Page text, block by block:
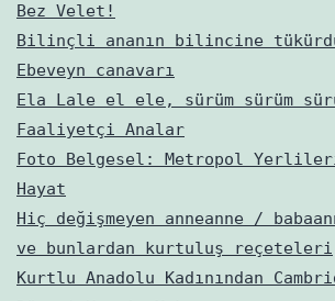
Bez Velet!
Bilinçli ananın bilincine
Ebeveyn canavarı
Ela Lale el ele, sürüm sürüm
Faaliyetçi Analar
Foto Belgesel: Metropol
Hayat
Hiç değişmeyen anneanne /
ve bunlardan kurtuluş reçeteleri
Kurtlu Anadolu Kadınından